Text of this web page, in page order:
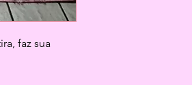
faz sua